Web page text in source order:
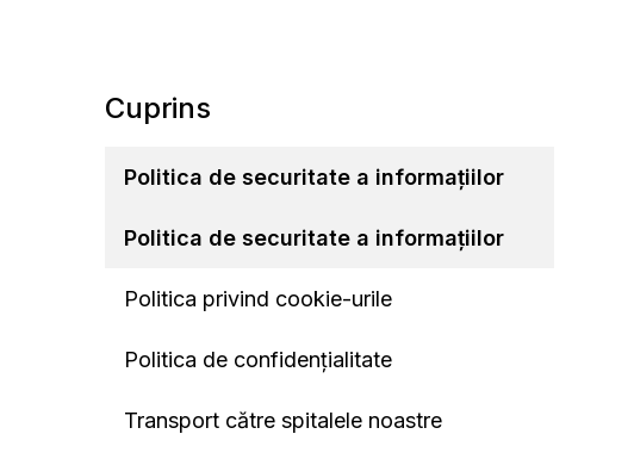
Cuprins
Politica de securitate a informațiilor
Politica de securitate a informațiilor
Politica privind cookie-urile
Politica de confidențialitate
Transport către spitalele noastre